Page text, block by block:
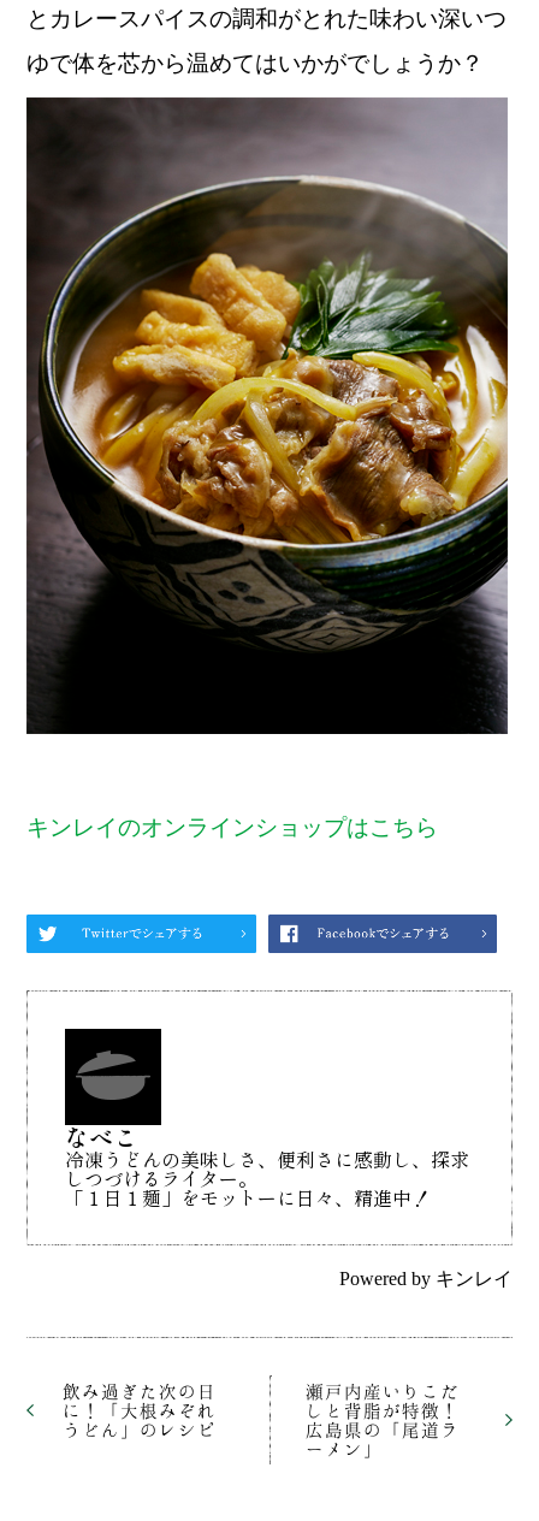
とカレースパイスの調和がとれた味わい深いつ
ゆで体を芯から温めてはいかがでしょうか？
キンレイのオンラインショップはこちら
なべこ
冷凍うどんの美味しさ、便利さに感動し、探求
しつづけるライター。
「１日１麺」をモットーに日々、精進中！
Powered by キンレイ
飲み過ぎた次の日
に！「大根みぞれ
うどん」のレシピ
瀬戸内産いりこだ
しと背脂が特徴！
広島県の「尾道ラ
ーメン」